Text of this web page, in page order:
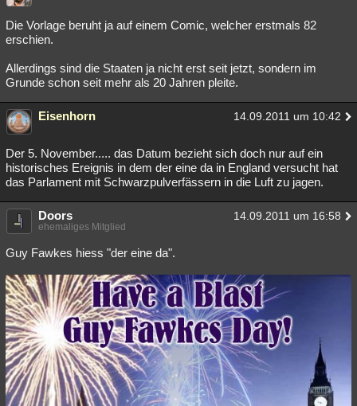
Die Vorlage beruht ja auf einem Comic, welcher erstmals 82
erschien.
Allerdings sind die Staaten ja nicht erst seit jetzt, sondern im
Grunde schon seit mehr als 20 Jahren pleite.
Eisenhorn 14.09.2011 um 10:42
Der 5. November..... das Datum bezieht sich doch nur auf ein
historisches Ereignis in dem der eine da in England versucht hat
das Parlament mit Schwarzpulverfässern in die Luft zu jagen.
Doors 14.09.2011 um 16:58
ehemaliges Mitglied
Guy Fawkes hiess "der eine da".